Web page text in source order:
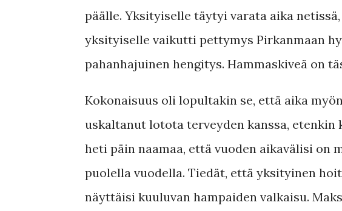
päälle. Yksityiselle täytyi varata aika
yksityiselle vaikutti pettymys Pirkanmaan
pahanhajuinen hengitys. Hammaskiveä on
Kokonaisuus oli lopultakin se, että aika
uskaltanut lotota terveyden kanssa,
heti päin naamaa, että vuoden aikavälisi
puolella vuodella. Tiedät, että yksityinen
näyttäisi kuuluvan hampaiden valkaisu.